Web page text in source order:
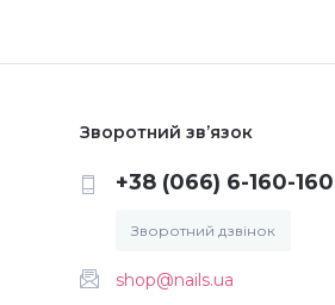
Зворотний зв’язок
+38 (066) 6-160-160
Зворотний дзвінок
shop@nails.ua